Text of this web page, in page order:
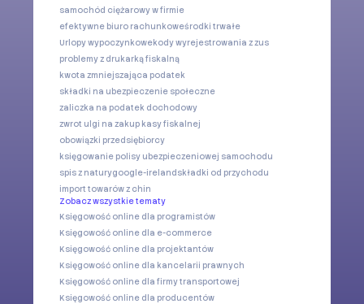
samochód ciężarowy w firmie
efektywne biuro rachunkoweśrodki trwałe
Urlopy wypoczynkowekody wyrejestrowania z zus
problemy z drukarką fiskalną
kwota zmniejszająca podatek
składki na ubezpieczenie społeczne
zaliczka na podatek dochodowy
zwrot ulgi na zakup kasy fiskalnej
obowiązki przedsiębiorcy
księgowanie polisy ubezpieczeniowej samochodu
spis z naturygoogle-irelandskładki od przychodu
import towarów z chin
Zobacz wszystkie tematy
Księgowość online dla programistów
Księgowość online dla e-commerce
Księgowość online dla projektantów
Księgowość online dla kancelarii prawnych
Księgowość online dla firmy transportowej
Księgowość online dla producentów